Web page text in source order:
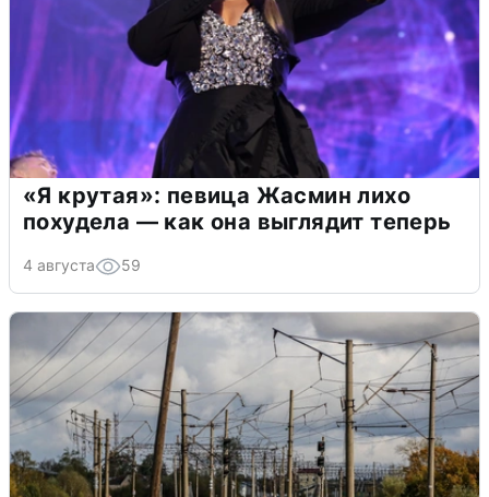
«Я крутая»: певица Жасмин лихо
похудела — как она выглядит теперь
4 августа 59